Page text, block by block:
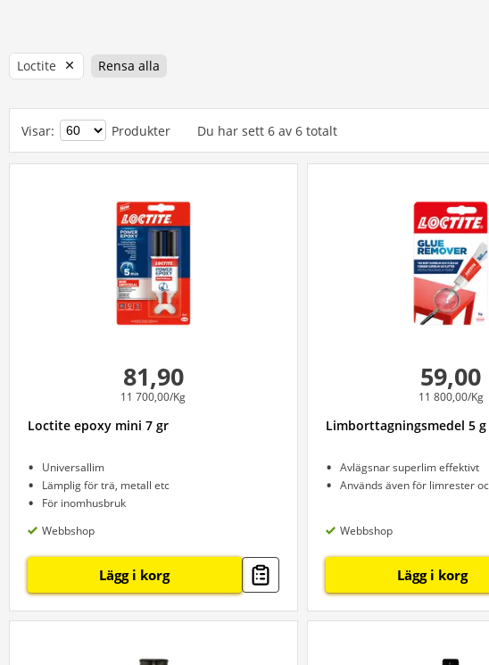
Loctite Rensa alla
Visar: Produkter Du har sett 6 av 6 totalt
81,90
11 700,00/Kg
Loctite epoxy mini 7 gr
Universallim
Lämplig för trä, metall etc
För inomhusbruk
Webbshop
Lägg i korg
59,00
11 800,00/Kg
Limborttagningsmedel 5 g
Avlägsnar superlim effektivt
Används även för limrester
Webbshop
Lägg i korg